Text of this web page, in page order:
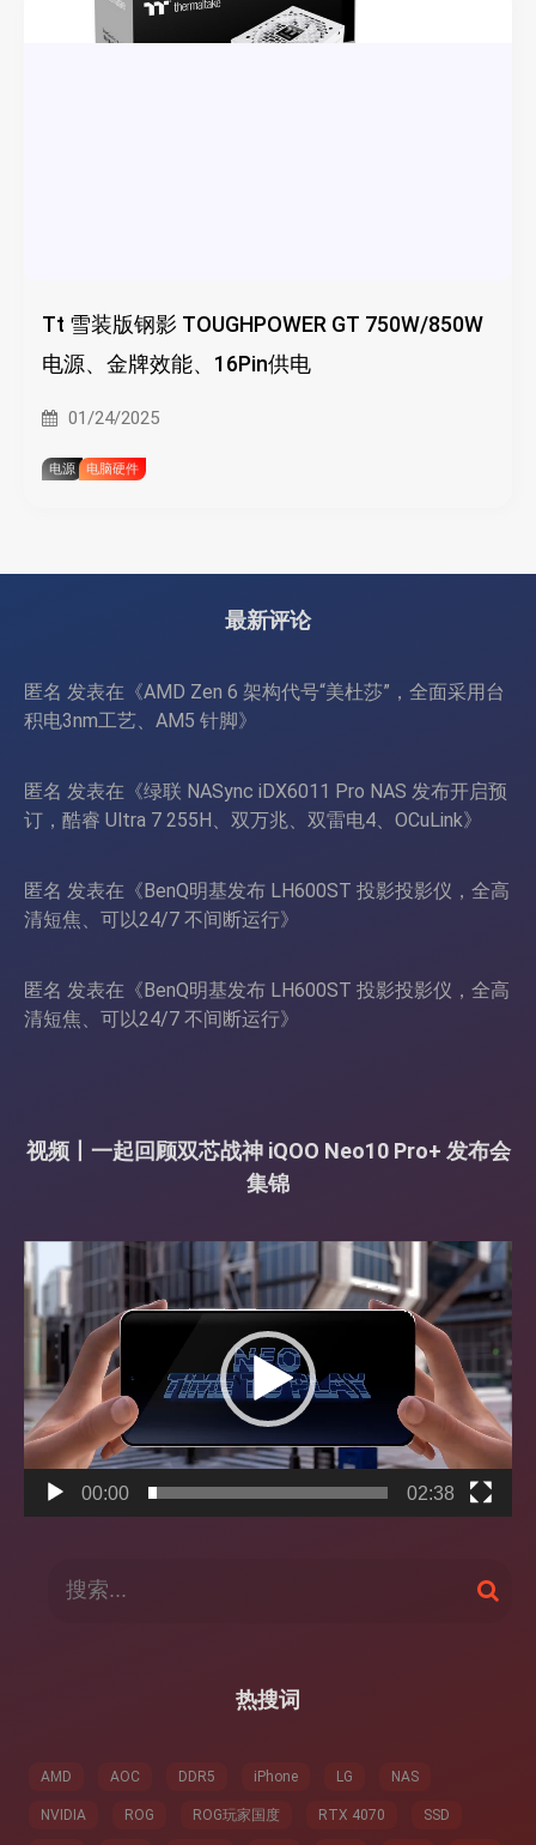
Tt 雪装版钢影 TOUGHPOWER GT 750W/850W
电源、金牌效能、16Pin供电
01/24/2025
电源 电脑硬件
最新评论
匿名 发表在《AMD Zen 6 架构代号“美杜莎”，全面采用台
积电3nm工艺、AM5 针脚》
匿名 发表在《绿联 NASync iDX6011 Pro NAS 发布开启预
订，酷睿 Ultra 7 255H、双万兆、双雷电4、OCuLink》
匿名 发表在《BenQ明基发布 LH600ST 投影投影仪，全高
清短焦、可以24/7 不间断运行》
匿名 发表在《BenQ明基发布 LH600ST 投影投影仪，全高
清短焦、可以24/7 不间断运行》
视频丨一起回顾双芯战神 iQOO Neo10 Pro+ 发布会
集锦
视
频
播
放
器
00:00 02:38
搜
索
热搜词
AMD AOC DDR5 iPhone LG NAS
NVIDIA ROG ROG玩家国度 RTX 4070 SSD